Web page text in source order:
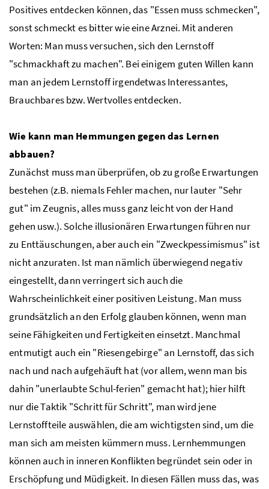
Positives entdecken können, das "Essen muss schmecken",
sonst schmeckt es bitter wie eine Arznei. Mit anderen
Worten: Man muss versuchen, sich den Lernstoff
"schmackhaft zu machen". Bei einigem guten Willen kann
man an jedem Lernstoff irgendetwas Interessantes,
Brauchbares bzw. Wertvolles entdecken.
Wie kann man Hemmungen gegen das Lernen
abbauen?
Zunächst muss man überprüfen, ob zu große Erwartungen
bestehen (z.B. niemals Fehler machen, nur lauter "Sehr
gut" im Zeugnis, alles muss ganz leicht von der Hand
gehen usw.). Solche illusionären Erwartungen führen nur
zu Enttäuschungen, aber auch ein "Zweckpessimismus" ist
nicht anzuraten. Ist man nämlich überwiegend negativ
eingestellt, dann verringert sich auch die
Wahrscheinlichkeit einer positiven Leistung. Man muss
grundsätzlich an den Erfolg glauben können, wenn man
seine Fähigkeiten und Fertigkeiten einsetzt. Manchmal
entmutigt auch ein "Riesengebirge" an Lernstoff, das sich
nach und nach aufgehäuft hat (vor allem, wenn man bis
dahin "unerlaubte Schul-ferien" gemacht hat); hier hilft
nur die Taktik "Schritt für Schritt", man wird jene
Lernstoffteile auswählen, die am wichtigsten sind, um die
man sich am meisten kümmern muss. Lernhemmungen
können auch in inneren Konflikten begründet sein oder in
Erschöpfung und Müdigkeit. In diesen Fällen muss das, was